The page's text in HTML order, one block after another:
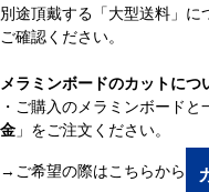
別途頂戴する「大型送料」に
ご確認ください。
メラミンボードのカットにつ
・ご購入のメラミンボード
金 」をご注文ください。
→ご希望の際はこちらから